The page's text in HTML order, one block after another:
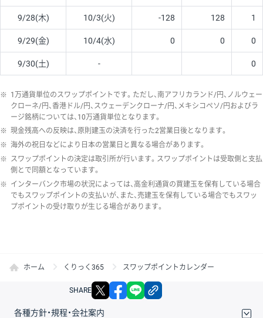
9/28(木) 10/3(火) -128 128 1
9/29(金) 10/4(水) 0 0 0
9/30(土) - 0
※ 1万通貨単位のスワップポイントです。ただし、南アフリカランド/円、ノルウェー
クローネ/円、香港ドル/円、スウェーデンクローナ/円、メキシコペソ/円およびラ
ージ銘柄については、10万通貨単位となります。
※ 現金残高への反映は、原則建玉の決済を行った2営業日後となります。
※ 海外の祝日などにより日本の営業日と異なる場合があります。
※ スワップポイントの決定は取引所が行います。スワップポイントは受取側と支払
側とで同額となっています。
※ インターバンク市場の状況によっては、高金利通貨の買建玉を保有している場合
でもスワップポイントの支払いが、また、売建玉を保有している場合でもスワッ
プポイントの受け取りが生じる場合があります。
ホーム くりっく365 スワップポイントカレンダー
SHARE X facebook
各種方針・規程・会社案内